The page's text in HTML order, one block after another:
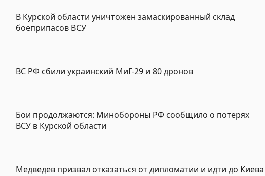
В Курской области уничтожен замаскированный склад
боеприпасов ВСУ
ВС РФ сбили украинский МиГ-29 и 80 дронов
Бои продолжаются: Минобороны РФ сообщило о потерях
ВСУ в Курской области
Медведев призвал отказаться от дипломатии и идти до Киева